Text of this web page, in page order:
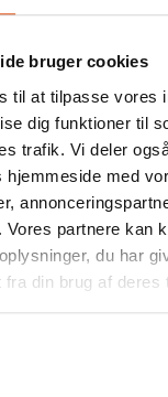
bruger cookies
til at tilpasse vores
dig funktioner til
trafik. Vi deler
hjemmeside med
Vores partnere kan
du har
din brug af deres